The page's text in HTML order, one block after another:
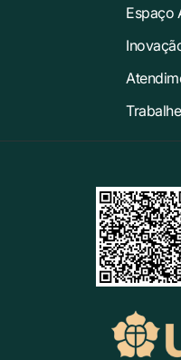
Espaço